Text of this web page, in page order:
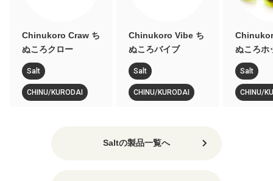
Chinukoro Vibe ち
ぬころバイブ
Salt
CHINU/KURODAI
Chinukoro Hog ち
ぬころホッグ
Salt
CHINU/KURODAI
ぬころク
Salt
CHINU/
Saltの製品一覧へ